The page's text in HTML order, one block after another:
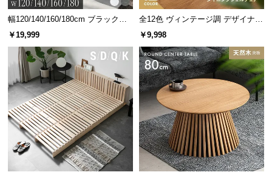
幅120/140/160/180cm ブラックフ
レーム ダイニング 大理石調 4人掛
￥19,999
全12色 ヴィンテージ調 デザイナー
ズシェルチェア
￥9,998